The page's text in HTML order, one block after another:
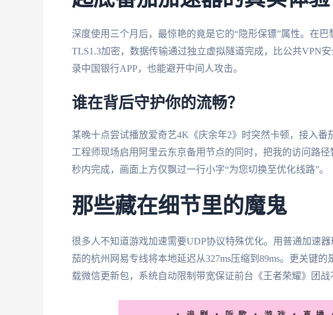
深度使用三个月后，最惊艳的竟是它的“隐形保镖”属性。在
TLS1.3加密，数据传输通过独立虚拟隧道完成，比公共VPN
录中国银行APP，也能避开中间人攻击。
谁在背后守护你的流畅？
某晚十点尝试播放爱奇艺4K《庆余年2》时突然卡顿，接入番
工程师现场启用阿里云东京备用节点的同时，把我的访问路
秒内完成，画面上方仅飘过一行小字“为您切换至优化线路”。
那些藏在细节里的魔鬼
很多人不知道游戏加速需要UDP协议特殊优化。用普通加速
茄的杭州网易专线将本地延迟从327ms压缩到89ms。更关键
载微信更新包，系统自动限制带宽保证前台《王者荣耀》团战